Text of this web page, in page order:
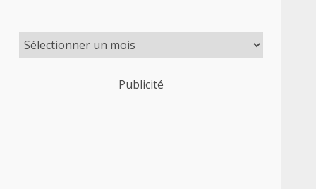
Publicité